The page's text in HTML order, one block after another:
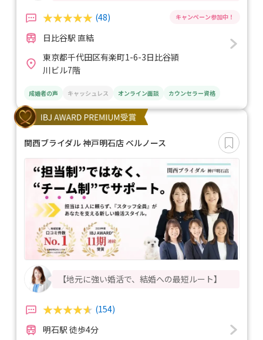
(48)
日比谷駅 直結
東京都千代田区有楽町1-6-3日比谷頴
川ビル7階
成婚者の声 キャッシュレス オンライン面談 カウンセラー資格
関西ブライダル 神戸明石店 ベルノース
【地元に強い婚活で、結婚への最短ルート】
(154)
明石駅 徒歩4分